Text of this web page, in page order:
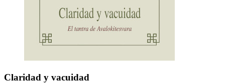
Claridad y vacuidad